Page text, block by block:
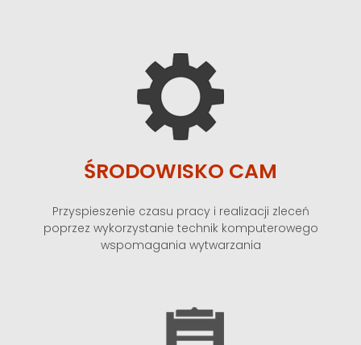
ŚRODOWISKO CAM
Przyspieszenie czasu pracy i realizacji zleceń
poprzez wykorzystanie technik komputerowego
wspomagania wytwarzania